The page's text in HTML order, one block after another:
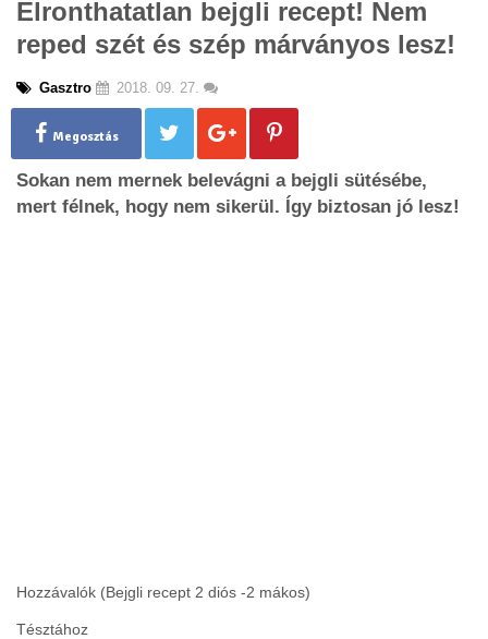
l
t
Elronthatatlan bejgli recept! Nem
reped szét és szép márványos lesz!
Gasztro 2018. 09. 27.
Megosztás
Sokan nem mernek belevágni a bejgli sütésébe,
mert félnek, hogy nem sikerül. Így biztosan jó lesz!
Hozzávalók (Bejgli recept 2 diós -2 mákos)
Tésztához